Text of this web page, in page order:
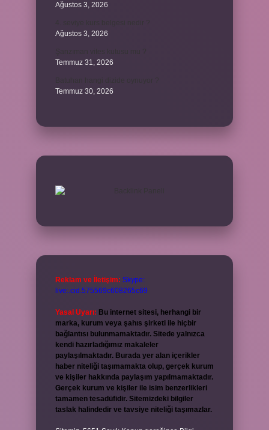
Ağustos 3, 2026
Ağustos 3, 2026
Temmuz 31, 2026
Temmuz 30, 2026
Reklam ve İletişim: Skype:
live:.cid.575569c608265c69
Yasal Uyarı: Bu internet sitesi, herhangi bir
marka, kurum veya şahıs şirketi ile hiçbir
bağlantısı bulunmamaktadır. Sitede yalnızca
kendi hazırladığımız makaleler
paylaşılmaktadır. Burada yer alan içerikler
haber niteliği taşımamakta olup, gerçek kurum
ve kişiler hakkında paylaşım yapılmamaktadır.
Gerçek kurum ve kişiler ile isim benzerlikleri
tamamen tesadüfidir. Sitemizdeki bilgiler
taslak halindedir ve tavsiye niteliği taşımazlar.